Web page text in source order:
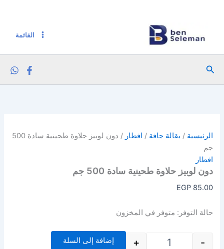
القائمة
البحث
الرئيسية / بقالة جافة / افطار
/ دون لوبيز حلاوة طحينية سادة 500
جم
افطار
دون لوبيز حلاوة طحينية سادة 500 جم
EGP85.00
حالة التوفر: متوفر في المخزون
-
+
إضافة إلى السلة